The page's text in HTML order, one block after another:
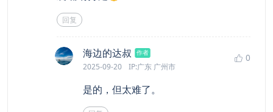
回复
0
海边的达叔says:
作者
2025-09-20 IP:广东 广州市
是的，但太难了。